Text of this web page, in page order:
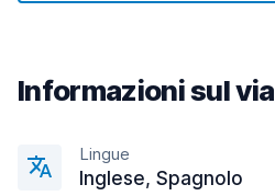
Informazioni sul
Lingue
Inglese, Spagnolo